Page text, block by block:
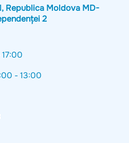
Republica Moldova MD-
2
- 13:00